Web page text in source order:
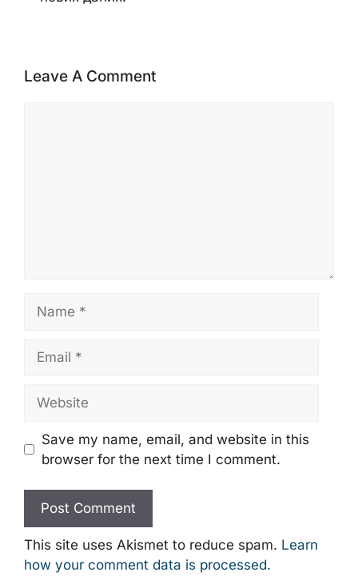
Leave A Comment
Save my name, email, and website in this
browser for the next time I comment.
This site uses Akismet to reduce spam. Learn
how your comment data is processed.